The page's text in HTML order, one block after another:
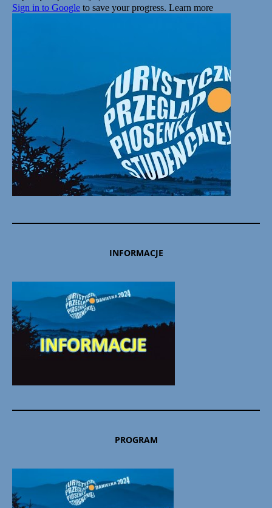
INFORMACJE
PROGRAM